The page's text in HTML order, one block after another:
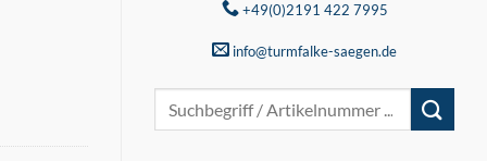
+49(0)2191 422 7995
info@turmfalke-saegen.de
Suchen
nach: